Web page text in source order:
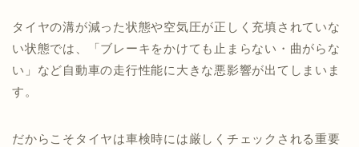
タイヤの溝が減った状態や空気圧が正しく充填されていな
い状態では、「ブレーキをかけても止まらない・曲がらな
い」など自動車の走行性能に大きな悪影響が出てしまいま
す。
だからこそタイヤは車検時には厳しくチェックされる重要